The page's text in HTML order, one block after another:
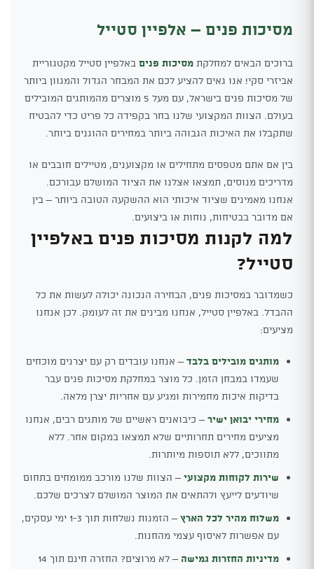
מסיכות פנים – אלפיין סטייל
ברוכים הבאים למחלקת מסיכות פנים באלפיין סטייל מקטגוריית
אביזרי סקי! אנו גאים להציע לכם את המבחר הגדול והמגוון ביותר
של מסיכות פנים בישראל, עם מעל 5 מוצרים מהמותגים המובילים
בעולם. הצוות המקצועי שלנו בחר בקפידה כל פריט כדי להבטיח
שתקבלו את האיכות הגבוהה ביותר במחירים ההוגנים ביותר.
בין אם אתם מטפסים מתחילים או מקצוענים, מטיילים חובבים או
מדריכים מנוסים, תמצאו אצלנו את הציוד המושלם עבורכם.
אנחנו מאמינים שציוד איכותי הוא ההשקעה הטובה ביותר – בין
אם מדובר בבטיחות, נוחות או ביצועים.
למה לקנות מסיכות פנים באלפיין
סטייל?
כשמדובר במסיכות פנים, הבחירה הנכונה יכולה לעשות את כל
ההבדל. באלפיין סטייל, אנחנו מבינים את זה לעומק. לכן אנחנו
מציעים:
מותגים מובילים בלבד– אנחנו עובדים רק עם יצרנים מוכחים
שעמדו במבחן הזמן. כל מוצר במחלקת מסיכות פנים עבר
בדיקות איכות מחמירות ומגיע עם אחריות יצרן מלאה.
מחירי יבואן ישיר– כיבואנים ראשיים של מותגים רבים, אנחנו
מציעים מחירים תחרותיים שלא תמצאו במקום אחר. ללא
מתווכים, ללא תוספות מיותרות.
שירות לקוחות מקצועי– הצוות שלנו מורכב ממומחים בתחום
שיודעים לייעץ ולהתאים את המוצר המושלם לצרכים שלכם.
משלוח מהיר לכל הארץ
– הזמנות נשלחות תוך 1-3 ימי עסקים,
עם אפשרות לאיסוף עצמי מהחנות.
מדיניות החזרות גמישה
– לא מרוצים? החזרה חינם תוך 14